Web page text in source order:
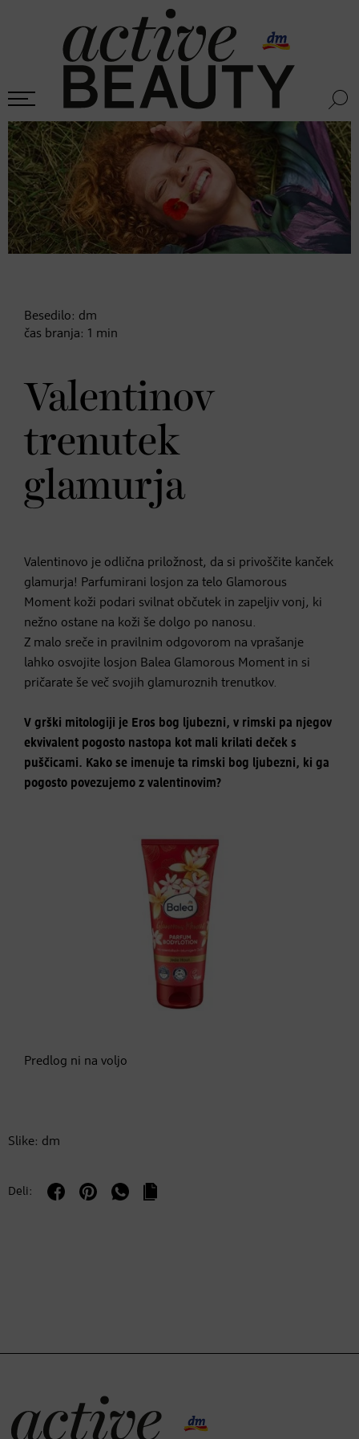
Besedilo: dm
čas branja: 1 min
Valentinov
trenutek
glamurja
Valentinovo je odlična priložnost, da si privoščite kanček
glamurja! Parfumirani losjon za telo Glamorous
Moment koži podari svilnat občutek in zapeljiv vonj, ki
nežno ostane na koži še dolgo po nanosu.
Z malo sreče in pravilnim odgovorom na vprašanje
lahko osvojite losjon Balea Glamorous Moment in si
pričarate še več svojih glamuroznih trenutkov.
V grški mitologiji je Eros bog ljubezni, v rimski pa njegov
ekvivalent pogosto nastopa kot mali krilati deček s
puščicami. Kako se imenuje ta rimski bog ljubezni, ki ga
pogosto povezujemo z valentinovim?
Predlog ni na voljo
Slike: dm
Deli: